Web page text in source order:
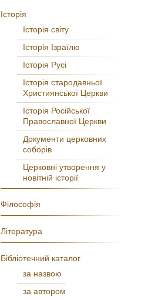
Історія
Історія світу
Історія Ізраїлю
Історія Русі
Історія стародавньої
Християнської Церкви
Історія Російської
Православної Церкви
Документи церковних
соборів
Церковні утворення у
новітній історії
Філософія
Література
Бібліотечний каталог
за назвою
за автором